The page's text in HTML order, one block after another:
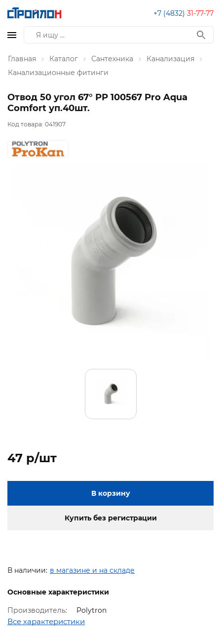
+7 (4832) 31-77-77
Главная Каталог Сантехника
Канализация
Канализационные фитинги
Отвод 50 угол 67° РР 100567 Pro Aqua
Comfort уп.40шт.
Код товара: 041907
47 p/шт
В корзину
Купить без регистрации
В наличии: в магазине и на складе
Основные характеристики
Производитель: Polytron
Все характеристики